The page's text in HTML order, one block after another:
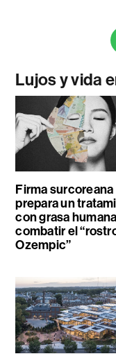
Lujos y vida
Firma surcoreana
prepara un
con grasa
combatir el
Ozempic”